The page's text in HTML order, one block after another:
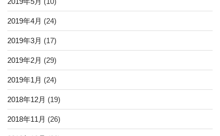
2019年4月 (24)
2019年3月 (17)
2019年2月 (29)
2019年1月 (24)
2018年12月 (19)
2018年11月 (26)